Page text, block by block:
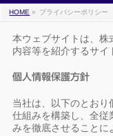
HOME » プライバシーポリシー
本ウェブサイトは、株
内容等を紹介するサイ
個人情報保護方針
当社は、以下のとお
仕組みを構築し、全従
みを徹底させることに